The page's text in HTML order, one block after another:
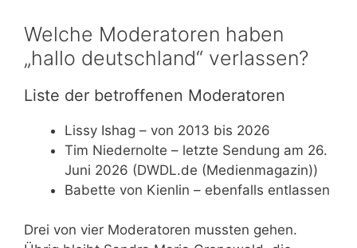
Welche Moderatoren haben
„hallo deutschland“ verlassen?
Liste der betroffenen Moderatoren
Lissy Ishag – von 2013 bis 2026
Tim Niedernolte – letzte Sendung am 26.
Juni 2026 (DWDL.de (Medienmagazin))
Babette von Kienlin – ebenfalls entlassen
Drei von vier Moderatoren mussten gehen.